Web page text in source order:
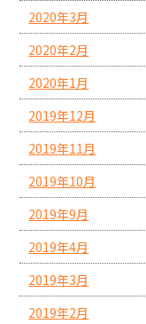
2020年3月
2020年2月
2020年1月
2019年12月
2019年11月
2019年10月
2019年9月
2019年4月
2019年3月
2019年2月